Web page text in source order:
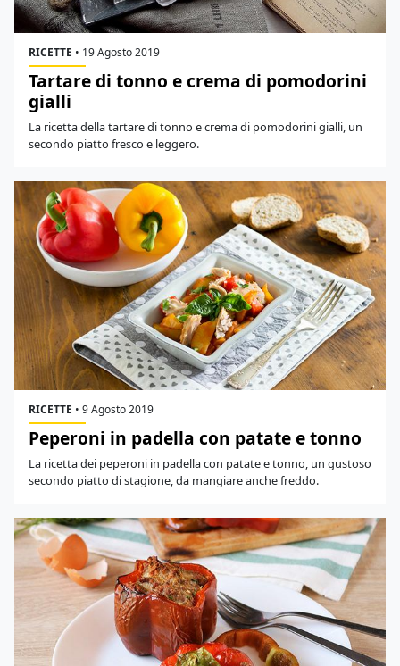
RICETTE • 19 Agosto 2019
Tartare di tonno e crema di pomodorini
gialli
La ricetta della tartare di tonno e crema di pomodorini gialli, un
secondo piatto fresco e leggero.
RICETTE • 9 Agosto 2019
Peperoni in padella con patate e tonno
La ricetta dei peperoni in padella con patate e tonno, un gustoso
secondo piatto di stagione, da mangiare anche freddo.